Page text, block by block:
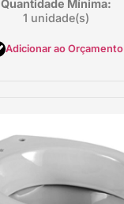
Quantidade Mínima:
1 unidade(s)
Adicionar ao Orçamento